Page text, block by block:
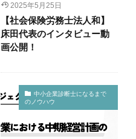
2025年5月25日
【社会保険労務士法人和】
床田代表のインタビュー動
画公開！
中小企業診断士になるまで
のノウハウ